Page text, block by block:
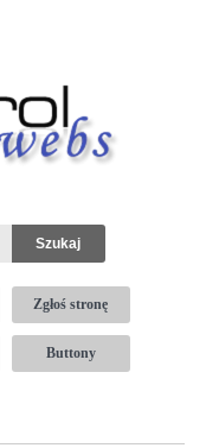
Zgłoś stronę
Buttony